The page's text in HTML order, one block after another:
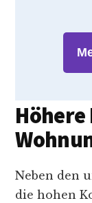
Höhere
Neben den
die hohen